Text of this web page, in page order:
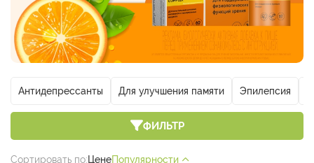
Антидепрессанты Для улучшения памяти Эпилепсия
ФИЛЬТР
Сортировать по: ЦенеПопулярности